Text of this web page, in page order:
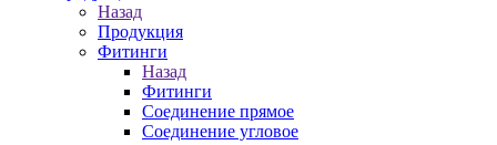
Назад
Продукция
Фитинги
Назад
Фитинги
Соединение прямое
Соединение угловое